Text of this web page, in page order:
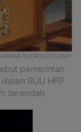
AKBAR NUGROHO GUMAY
pemerintah
RUU HPP
terendah.